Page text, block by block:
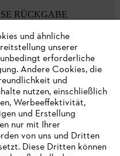
RÜCKGABE
und ähnliche
unserer
erforderliche
Andere Cookies, die
und
nutzen, einschließlich
Werbeeffektivität,
und Erstellung
nur mit Ihrer
von uns und Dritten
Diese Dritten können